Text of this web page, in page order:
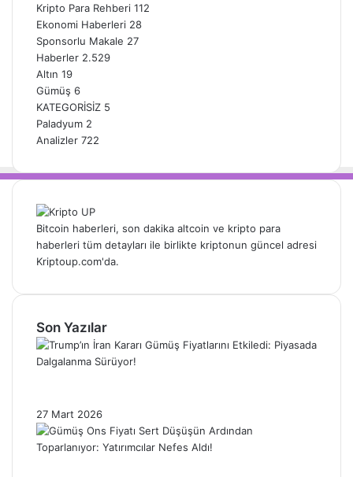
Kripto Para Rehberi 112
Ekonomi Haberleri 28
Sponsorlu Makale 27
Haberler 2.529
Altın 19
Gümüş 6
KATEGORİSİZ 5
Paladyum 2
Analizler 722
Bitcoin haberleri, son dakika altcoin ve kripto para
haberleri tüm detayları ile birlikte kriptonun güncel adresi
Kriptoup.com'da.
Son Yazılar
27 Mart 2026